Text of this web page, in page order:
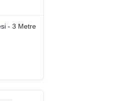
- 3 Metre